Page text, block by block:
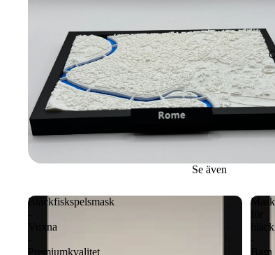
Se även
Bläckfiskspelsmask
Vuxna
Premiumkvalitet
Mask
Barn